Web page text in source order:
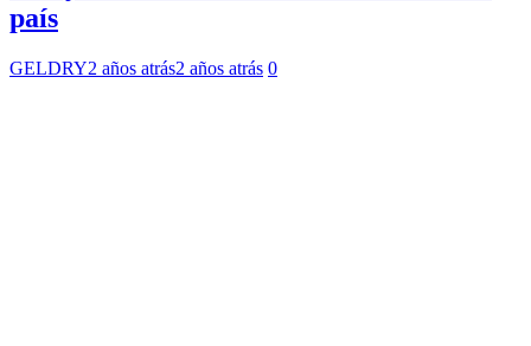
país
GELDRY2 años atrás2 años atrás 0